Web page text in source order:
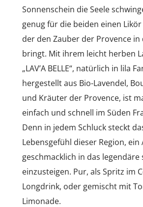
Sonnenschein die Seele
genug für die beiden einen
der den Zauber der Provence in
bringt. Mit ihrem leicht herben
„LAV’A BELLE“, natürlich in lila
hergestellt aus Bio-Lavendel,
und Kräuter der Provence, ist
einfach und schnell im Süden
Denn in jedem Schluck steckt
Lebensgefühl dieser Region,
geschmacklich in das legendäre
einzusteigen. Pur, als Spritz im
Longdrink, oder gemischt mit
Limonade.